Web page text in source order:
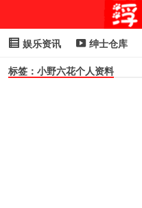
娱乐资讯 绅士仓库
浮力GIF 明星头条 浮力资讯
标签：小野六花个人资料